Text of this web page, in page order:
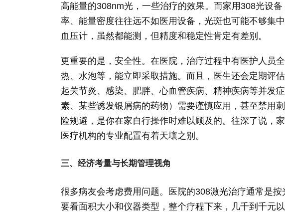
高能量的308nm光，一些治疗的效果。而家用308光设
率、能量密度往往远不如医用设备，光斑也可能不够集
血压计，虽然都能测，但精度和稳定性肯定有差别。
更重要的是，安全性。在医院，治疗过程中有医护人员
热、水泡等，能立即采取措施。而且，医生还会定期评
起关节炎、感染、肥胖、心血管疾病、精神疾病等并发
素、某些诱发银屑病的药物）需要谨慎应用，甚至禁用
险规避，是你在家自行操作时难以顾及的。往深了说，
医疗机构的专业配置有着天壤之别。
三、经济考量与长期管理视角
很多病友会考虑费用问题。医院的308激光治疗通常是
要看面积大小和仪器类型，整个疗程下来，几千到千元